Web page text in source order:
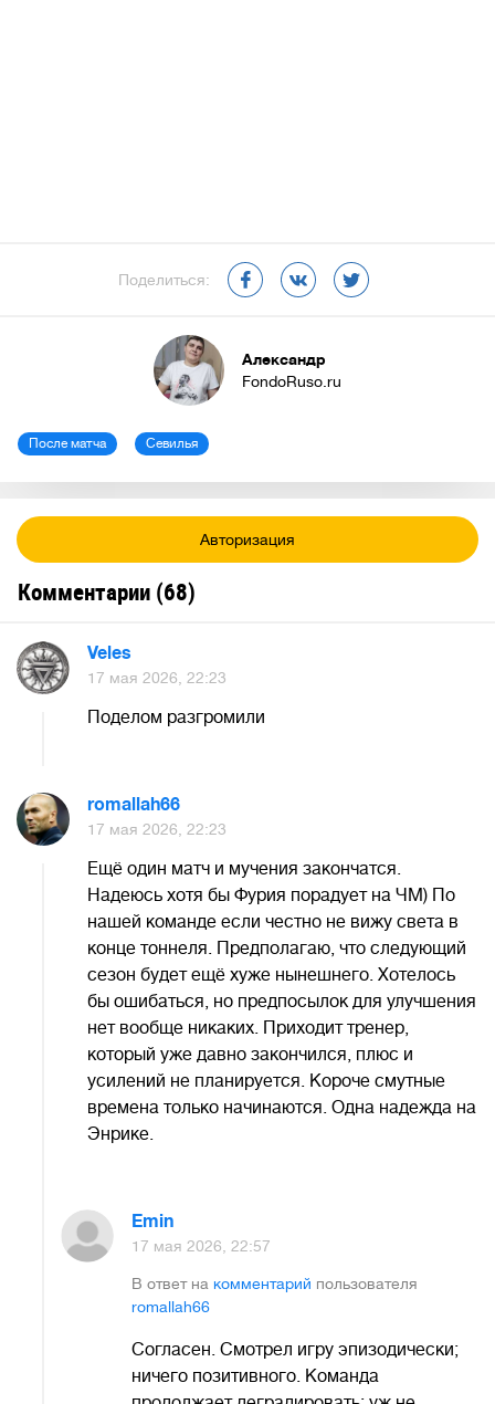
Поделиться:
Александр
FondoRuso.ru
После матча Севилья
Авторизация
Комментарии (68)
Veles
17 мая 2026, 22:23
Поделом разгромили
romallah66
17 мая 2026, 22:23
Ещё один матч и мучения закончатся.
Надеюсь хотя бы Фурия порадует на ЧМ) По
нашей команде если честно не вижу света в
конце тоннеля. Предполагаю, что следующий
сезон будет ещё хуже нынешнего. Хотелось
бы ошибаться, но предпосылок для улучшения
нет вообще никаких. Приходит тренер,
который уже давно закончился, плюс и
усилений не планируется. Короче смутные
времена только начинаются. Одна надежда на
Энрике.
Emin
17 мая 2026, 22:57
В ответ на комментарий пользователя
romallah66
Согласен. Смотрел игру эпизодически;
ничего позитивного. Команда